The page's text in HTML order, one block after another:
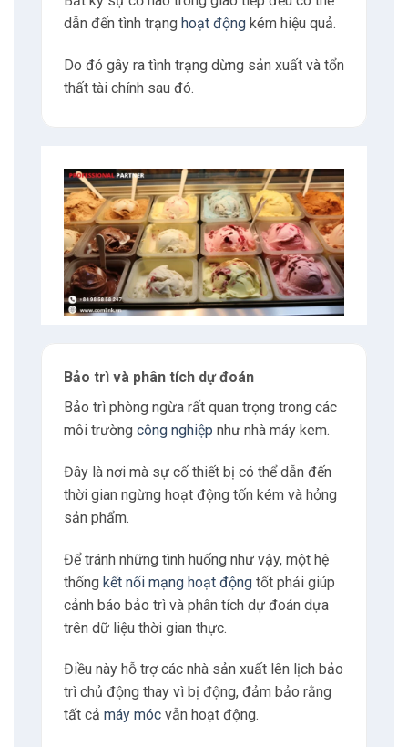
dẫn đến tình trạng hoạt độngkém hiệu quả.
Do đó gây ra tình trạng dừng sản xuất và tổn
thất tài chính sau đó.
Bảo trì và phân tích dự đoán
Bảo trì phòng ngừa rất quan trọng trong các
môi trường công nghiệp như nhà máy kem.
Đây là nơi mà sự cố thiết bị có thể dẫn đến
thời gian ngừng hoạt động tốn kém và hỏng
sản phẩm.
Để tránh những tình huống như vậy, một hệ
thống kết nối mạng hoạt độngtốt phải giúp
cảnh báo bảo trì và phân tích dự đoán dựa
trên dữ liệu thời gian thực.
Điều này hỗ trợ các nhà sản xuất lên lịch bảo
trì chủ động thay vì bị động, đảm bảo rằng
tất cả máy mócvẫn hoạt động.